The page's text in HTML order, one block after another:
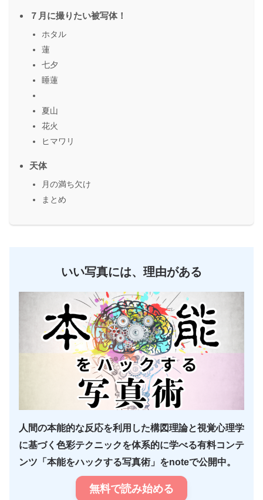
７月に撮りたい被写体！
ホタル
蓮
七夕
睡蓮
夏山
花火
ヒマワリ
天体
月の満ち欠け
まとめ
いい写真には、理由がある
人間の本能的な反応を利用した構図理論と視覚心理学
に基づく色彩テクニックを体系的に学べる有料コンテ
ンツ「本能をハックする写真術」をnoteで公開中。
無料で読み始める